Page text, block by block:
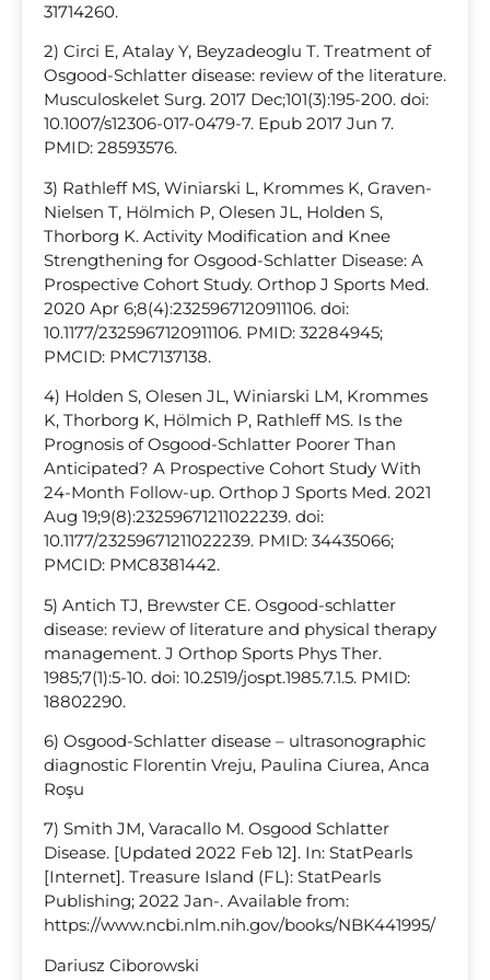
31714260.
2) Circi E, Atalay Y, Beyzadeoglu T. Treatment of
Osgood-Schlatter disease: review of the literature.
Musculoskelet Surg. 2017 Dec;101(3):195-200. doi:
10.1007/s12306-017-0479-7. Epub 2017 Jun 7.
PMID: 28593576.
3) Rathleff MS, Winiarski L, Krommes K, Graven-
Nielsen T, Hölmich P, Olesen JL, Holden S,
Thorborg K. Activity Modification and Knee
Strengthening for Osgood-Schlatter Disease: A
Prospective Cohort Study. Orthop J Sports Med.
2020 Apr 6;8(4):2325967120911106. doi:
10.1177/2325967120911106. PMID: 32284945;
PMCID: PMC7137138.
4) Holden S, Olesen JL, Winiarski LM, Krommes
K, Thorborg K, Hölmich P, Rathleff MS. Is the
Prognosis of Osgood-Schlatter Poorer Than
Anticipated? A Prospective Cohort Study With
24-Month Follow-up. Orthop J Sports Med. 2021
Aug 19;9(8):23259671211022239. doi:
10.1177/23259671211022239. PMID: 34435066;
PMCID: PMC8381442.
5) Antich TJ, Brewster CE. Osgood-schlatter
disease: review of literature and physical therapy
management. J Orthop Sports Phys Ther.
1985;7(1):5-10. doi: 10.2519/jospt.1985.7.1.5. PMID:
18802290.
6) Osgood-Schlatter disease – ultrasonographic
diagnostic Florentin Vreju, Paulina Ciurea, Anca
Roşu
7) Smith JM, Varacallo M. Osgood Schlatter
Disease. [Updated 2022 Feb 12]. In: StatPearls
[Internet]. Treasure Island (FL): StatPearls
Publishing; 2022 Jan-. Available from:
https://www.ncbi.nlm.nih.gov/books/NBK441995/
Dariusz Ciborowski